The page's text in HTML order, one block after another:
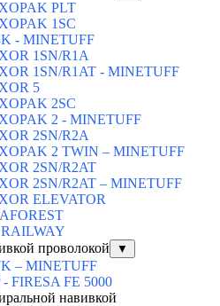
PLT
1SС
- MINETUFF
1SN/R1A
1SN/R1AT - MINETUFF
5
2SС
2 - MINETUFF
2SN/R2A
2 TWIN – MINETUFF
2SN/R2AT
2SN/R2AT – MINETUFF
ELEVATOR
RAILWAY
проволокой
▼
– MINETUFF
- FIRESA FE 5000
навивкой